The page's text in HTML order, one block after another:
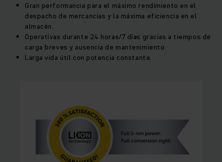
Gran performancia para el máximo rendimiento en el
despacho de mercancías y la máxima eficiencia en el
almacén.
Operativas durante 24 horas/7 días gracias a tiempos de
carga breves y ausencia de mantenimiento.
Larga vida útil con potencia constante.